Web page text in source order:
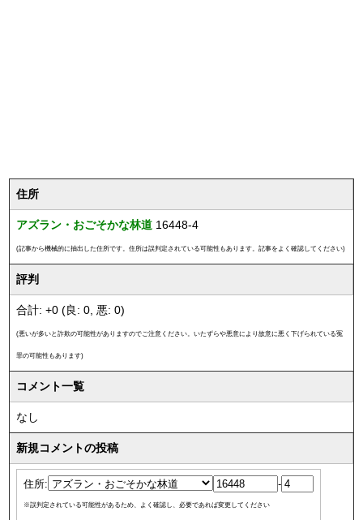
住所
アズラン・おごそかな林道 16448-4
(記事から機械的に抽出した住所です。住所は誤判定されている可能性もあります。記事をよく確認してください)
評判
合計: +0 (良: 0, 悪: 0)
(悪いが多いと詐欺の可能性がありますのでご注意ください。いたずらや悪意により故意に悪く下げられている冤
罪の可能性もあります)
コメント一覧
なし
新規コメントの投稿
住所: -
※誤判定されている可能性があるため、よく確認し、必要であれば変更してください